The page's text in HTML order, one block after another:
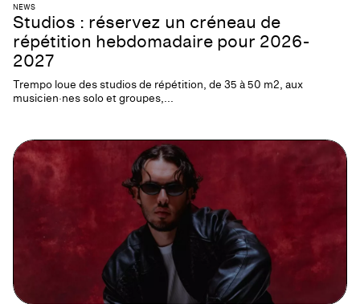
NEWS
Studios : réservez un créneau de
répétition hebdomadaire pour 2026-
2027
Trempo loue des studios de répétition, de 35 à 50 m2, aux
musicien·nes solo et groupes,...